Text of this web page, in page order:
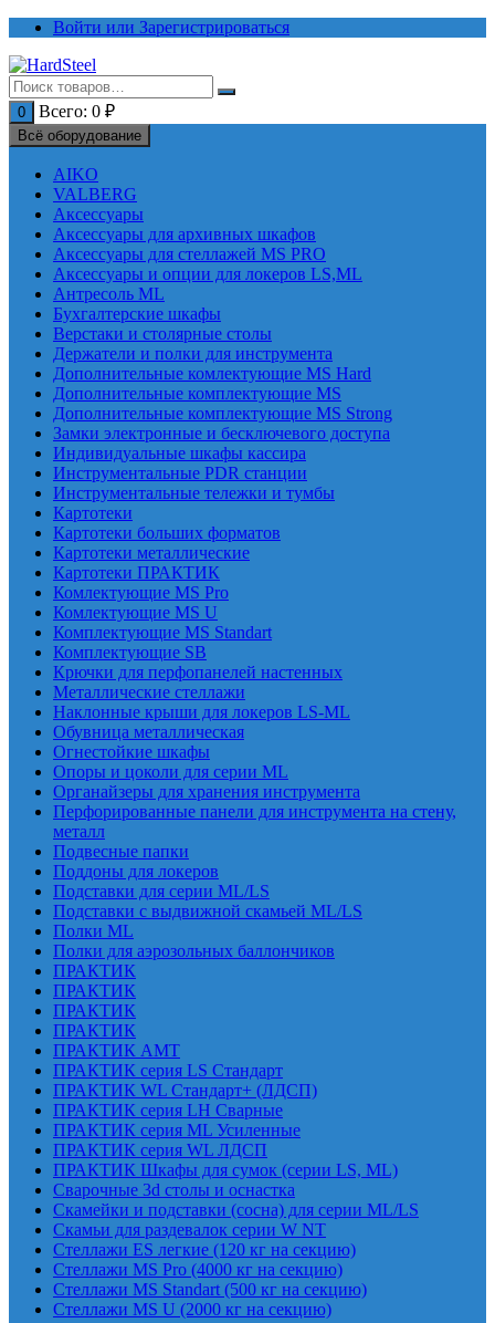
Перейти
содержимому
Войти или Зарегистрироваться
0 Всего: 0 ₽
Всё оборудование
AIKO
VALBERG
Аксессуары
Аксессуары для архивных шкафов
Аксессуары для стеллажей MS PRO
Аксессуары и опции для локеров LS,ML
Антресоль ML
Бухгалтерские шкафы
Верстаки и столярные столы
Держатели и полки для инструмента
Дополнительные комлектующие MS Hard
Дополнительные комплектующие MS
Дополнительные комплектующие MS Strong
Замки электронные и бесключевого доступа
Индивидуальные шкафы кассира
Инструментальные PDR станции
Инструментальные тележки и тумбы
Картотеки
Картотеки больших форматов
Картотеки металлические
Картотеки ПРАКТИК
Комлектующие MS Pro
Комлектующие MS U
Комплектующие MS Standart
Комплектующие SB
Крючки для перфопанелей настенных
Металлические стеллажи
Наклонные крыши для локеров LS-ML
Обувница металлическая
Огнестойкие шкафы
Опоры и цоколи для серии ML
Органайзеры для хранения инструмента
Перфорированные панели для инструмента на стену,
металл
Подвесные папки
Поддоны для локеров
Подставки для серии ML/LS
Подставки с выдвижной скамьей ML/LS
Полки ML
Полки для аэрозольных баллончиков
ПРАКТИК
ПРАКТИК
ПРАКТИК
ПРАКТИК
ПРАКТИК AMT
ПРАКТИК cерия LS Стандарт
ПРАКТИК WL Стандарт+ (ЛДСП)
ПРАКТИК серия LH Сварные
ПРАКТИК серия ML Усиленные
ПРАКТИК серия WL ЛДСП
ПРАКТИК Шкафы для сумок (серии LS, ML)
Сварочные 3d столы и оснастка
Скамейки и подставки (сосна) для серии ML/LS
Скамьи для раздевалок серии W NT
Стеллажи ES легкие (120 кг на секцию)
Стеллажи MS Pro (4000 кг на секцию)
Стеллажи MS Standart (500 кг на секцию)
Стеллажи MS U (2000 кг на секцию)